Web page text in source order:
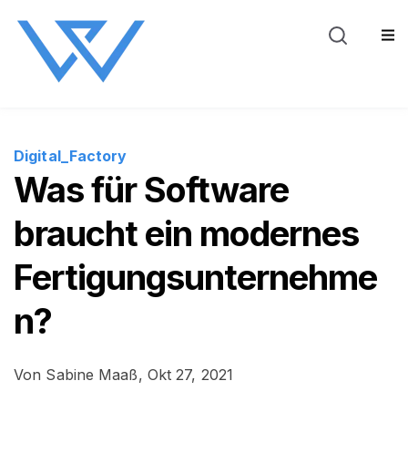
Blog
Über WeSt
Digital_Factory
Was für Software
braucht ein modernes
Fertigungsunternehme
n?
Von Sabine Maaß, Okt 27, 2021